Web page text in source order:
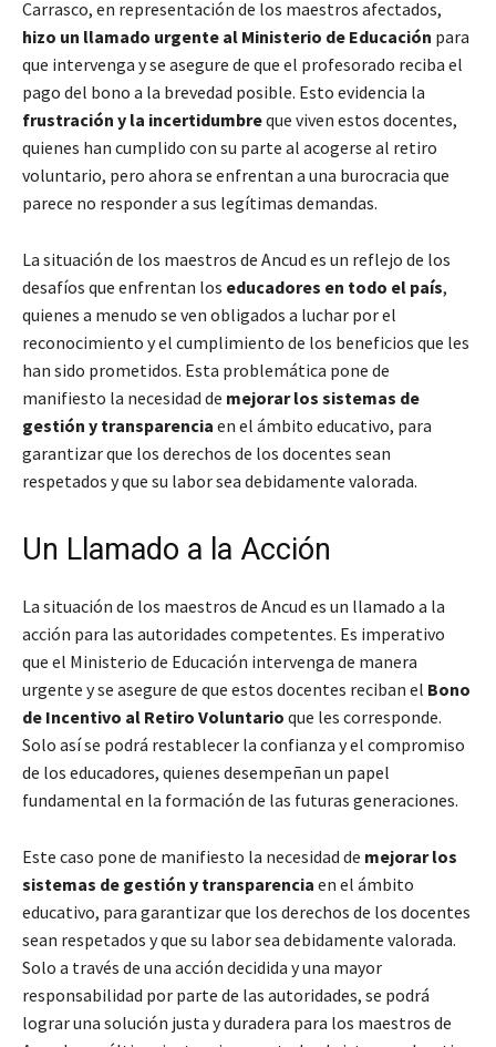
Carrasco, en representación de los maestros afectados,
hizo un llamado urgente al Ministerio de Educación para
que intervenga y se asegure de que el profesorado reciba el
pago del bono a la brevedad posible. Esto evidencia la
frustración y la incertidumbreque viven estos docentes,
quienes han cumplido con su parte al acogerse al retiro
voluntario, pero ahora se enfrentan a una burocracia que
parece no responder a sus legítimas demandas.
La situación de los maestros de Ancud es un reflejo de los
desafíos que enfrentan los educadores en todo el país,
quienes a menudo se ven obligados a luchar por el
reconocimiento y el cumplimiento de los beneficios que les
han sido prometidos. Esta problemática pone de
manifiesto la necesidad de mejorar los sistemas de
gestión y transparencia en el ámbito educativo, para
garantizar que los derechos de los docentes sean
respetados y que su labor sea debidamente valorada.
Un Llamado a la Acción
La situación de los maestros de Ancud es un llamado a la
acción para las autoridades competentes. Es imperativo
que el Ministerio de Educación intervenga de manera
urgente y se asegure de que estos docentes reciban el Bono
de Incentivo al Retiro Voluntario que les corresponde.
Solo así se podrá restablecer la confianza y el compromiso
de los educadores, quienes desempeñan un papel
fundamental en la formación de las futuras generaciones.
Este caso pone de manifiesto la necesidad de mejorar los
sistemas de gestión y transparencia en el ámbito
educativo, para garantizar que los derechos de los docentes
sean respetados y que su labor sea debidamente valorada.
Solo a través de una acción decidida y una mayor
responsabilidad por parte de las autoridades, se podrá
lograr una solución justa y duradera para los maestros de